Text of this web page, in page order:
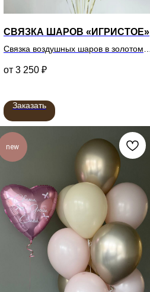
СВЯЗКА ШАРОВ «ИГРИСТОЕ»
Связка воздушных шаров в золотом
3 250 ₽
Заказать
new